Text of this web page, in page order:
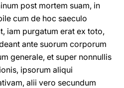
post mortem suam, in
cum de hoc saeculo
iam purgatum erat ex toto,
ante suorum corporum
generale, et super nonnullis
ipsorum aliqui
alii vero secundum